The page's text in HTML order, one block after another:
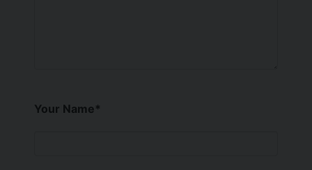
Your Name*